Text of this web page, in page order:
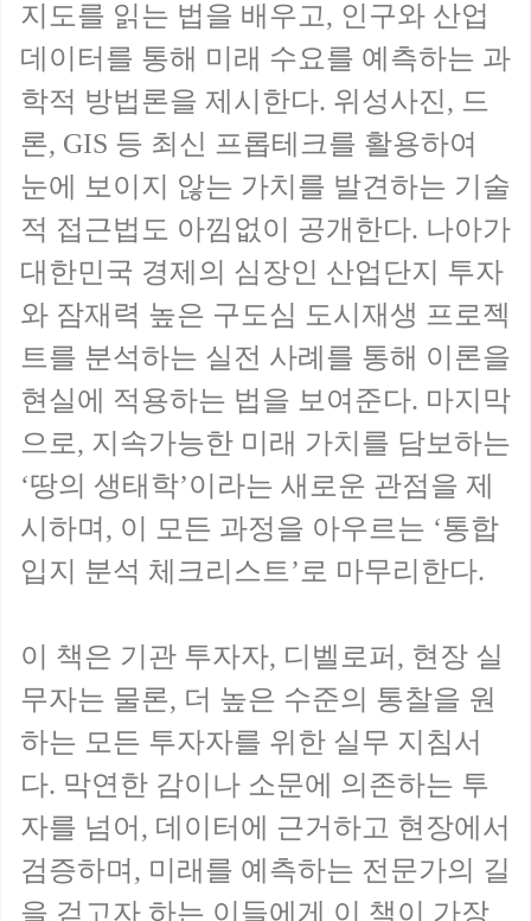
지도를 읽는 법을 배우고, 인구와 산업
데이터를 통해 미래 수요를 예측하는 과
학적 방법론을 제시한다. 위성사진, 드
론, GIS 등 최신 프롭테크를 활용하여
눈에 보이지 않는 가치를 발견하는 기술
적 접근법도 아낌없이 공개한다. 나아가
대한민국 경제의 심장인 산업단지 투자
와 잠재력 높은 구도심 도시재생 프로젝
트를 분석하는 실전 사례를 통해 이론을
현실에 적용하는 법을 보여준다. 마지막
으로, 지속가능한 미래 가치를 담보하는
‘땅의 생태학’이라는 새로운 관점을 제
시하며, 이 모든 과정을 아우르는 ‘통합
입지 분석 체크리스트’로 마무리한다.
이 책은 기관 투자자, 디벨로퍼, 현장 실
무자는 물론, 더 높은 수준의 통찰을 원
하는 모든 투자자를 위한 실무 지침서
다. 막연한 감이나 소문에 의존하는 투
자를 넘어, 데이터에 근거하고 현장에서
검증하며, 미래를 예측하는 전문가의 길
을 걷고자 하는 이들에게 이 책이 가장